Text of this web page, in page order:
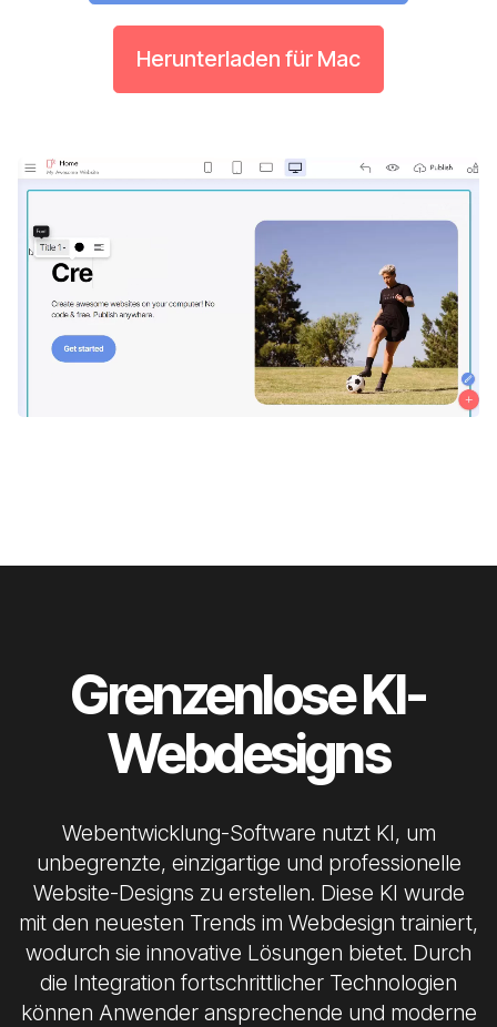
Herunterladen für Mac
Grenzenlose KI-
Webdesigns
Webentwicklung-Software nutzt KI, um
unbegrenzte, einzigartige und professionelle
Website-Designs zu erstellen. Diese KI wurde
mit den neuesten Trends im Webdesign trainiert,
wodurch sie innovative Lösungen bietet. Durch
die Integration fortschrittlicher Technologien
können Anwender ansprechende und moderne